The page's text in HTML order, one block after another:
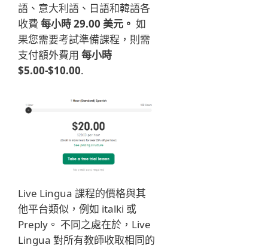
語、意大利語、日語和韓語各
收費 每小時 29.00 美元。 如
果您需要考試準備課程，則需
支付額外費用 每小時
$5.00-$10.00.
Live Lingua 課程的價格與其
他平台類似，例如 italki 或
Preply。 不同之處在於，Live
Lingua 對所有教師收取相同的